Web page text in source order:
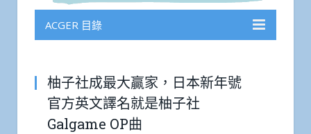
ACGER 目錄
柚子社成最大贏家，日本新年號
官方英文譯名就是柚子社
Galgame OP曲